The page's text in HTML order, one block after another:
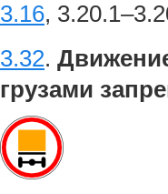
3.16,
3.32.
грузами